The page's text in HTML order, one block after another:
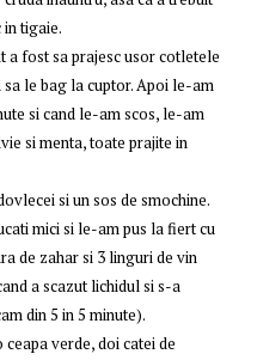
tigaie.
a fost sa prajesc usor cotletele
le bag la cuptor. Apoi le-am
si cand le-am scos, le-am
si menta, toate prajite in
si un sos de smochine.
mici si le-am pus la fiert cu
de zahar si 3 linguri de vin
a scazut lichidul si s-a
din 5 in 5 minute).
verde, doi catei de